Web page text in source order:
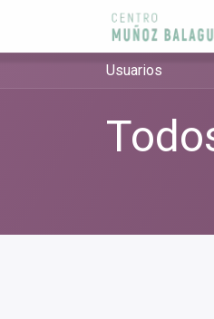
Usuarios